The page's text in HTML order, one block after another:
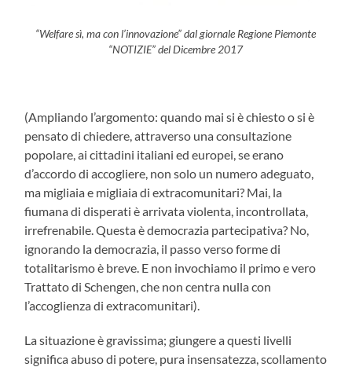
“Welfare sì, ma con l’innovazione” dal giornale Regione Piemonte
“NOTIZIE” del Dicembre 2017
(Ampliando l’argomento: quando mai si è chiesto o si è
pensato di chiedere, attraverso una consultazione
popolare, ai cittadini italiani ed europei, se erano
d’accordo di accogliere, non solo un numero adeguato,
ma migliaia e migliaia di extracomunitari? Mai, la
fiumana di disperati è arrivata violenta, incontrollata,
irrefrenabile. Questa è democrazia partecipativa? No,
ignorando la democrazia, il passo verso forme di
totalitarismo è breve. E non invochiamo il primo e vero
Trattato di Schengen, che non centra nulla con
l’accoglienza di extracomunitari).
La situazione è gravissima; giungere a questi livelli
significa abuso di potere, pura insensatezza, scollamento